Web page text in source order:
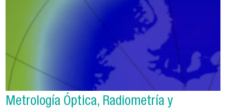
Metrología Óptica, Radiometría y